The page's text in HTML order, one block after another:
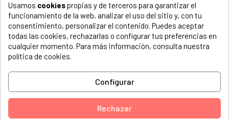
Caja de mandos completa Cata, Nodor TC3V 15100038. LA
COLOCACIÓN Y REPARACIÓN DEBE SER EFECTUADA POR
UN SERVICIO TÉCNICO OFICIAL DEL FABRICANTE, PUES
REQUIERE DE CONOCIMIENTOS TÉCNICOS. EN CASO
CONTRARIO NO TENDRÁ GARANTÍA NI SE ADMITIRÁ SU
CATA, 02105201 KYROS TC3V 600 GLASS
CATA, 02111001 ISLA SIRIN 1000
Usamos cookiespropias y de terceros para garantizar el
funcionamiento de la web, analizar el uso del sitio y, con tu
consentimiento, personalizar el contenido. Puedes aceptar
todas las cookies, rechazarlas o configurar tus preferencias en
cualquier momento. Para más información, consulta nuestra
política de cookies.
Configurar
Rechazar